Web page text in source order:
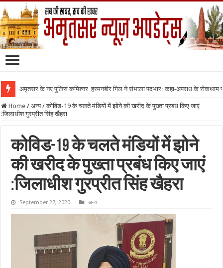
अमृतसर के नए पुलिस कमिश्नर हरमनबीर गिल ने संभाला पदभार: कहा-अपराध के रोकथाम
Home / अन्य / कोविड-19 के चलते मंडियों में झोने की खरीद के पुख्ता प्रबंध किए जाएं
:जिलाधीश गुरप्रीत सिंह खैहरा
कोविड-19 के चलते मंडियों में झोने
की खरीद के पुख्ता प्रबंध किए जाएं
:जिलाधीश गुरप्रीत सिंह खैहरा
September 27, 2020 अन्य